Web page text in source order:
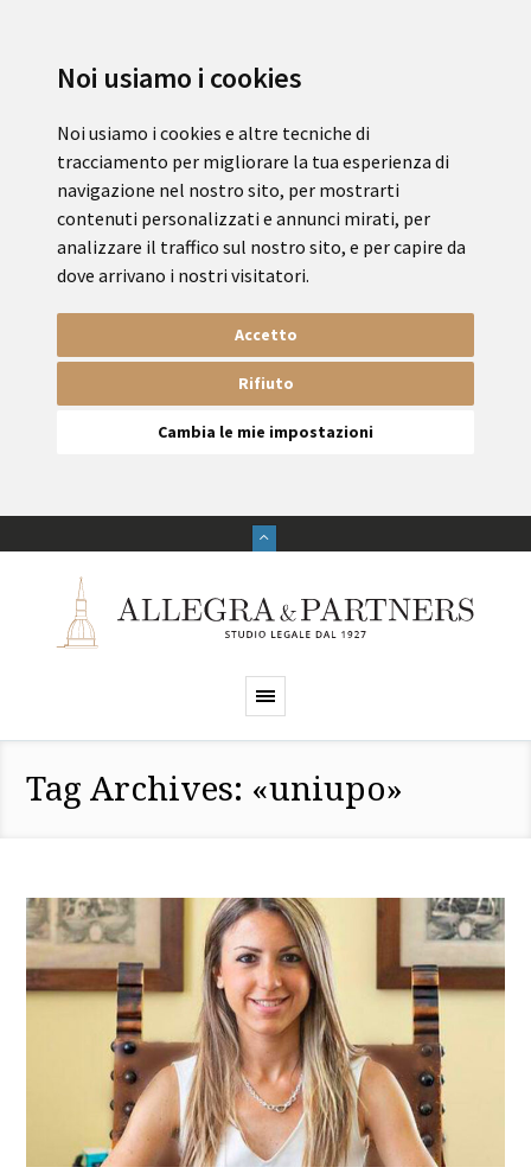
Noi usiamo i cookies
Noi usiamo i cookies e altre tecniche di
tracciamento per migliorare la tua esperienza di
navigazione nel nostro sito, per mostrarti
contenuti personalizzati e annunci mirati, per
analizzare il traffico sul nostro sito, e per capire da
dove arrivano i nostri visitatori.
Accetto
Rifiuto
Cambia le mie impostazioni
Tag Archives: «uniupo»